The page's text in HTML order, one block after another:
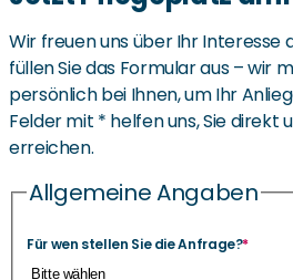
Wir freuen uns über Ihr Interesse
füllen Sie das Formular aus – wir
persönlich bei Ihnen, um Ihr
Felder mit * helfen uns, Sie direkt
erreichen.
Für wen stellen Sie die Anfrage?*
Allgemeine Angaben